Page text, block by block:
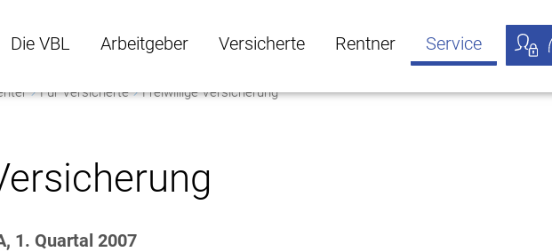
Die VBL
Die VBL Untermenü öffnen
Arbeitgeber
Arbeitgeber Untermenü öffnen
Versicherte
Versicherte Untermenü öffnen
Rentner Service
Für Versicherte Freiwillige Versicherung
1. Quartal 2007